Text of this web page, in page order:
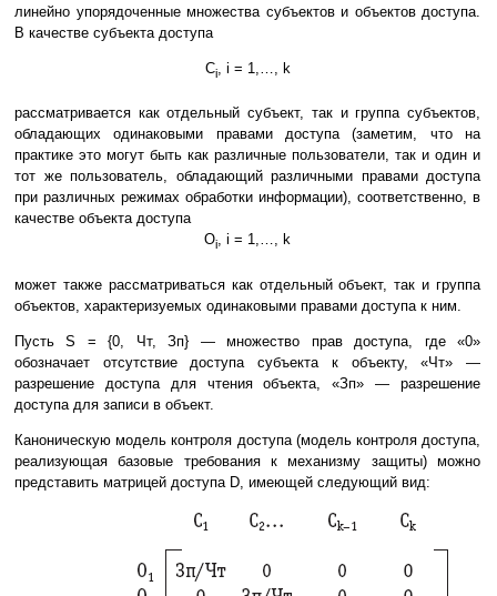
линейно упорядоченные множества субъектов и объектов доступа.
В качестве субъекта доступа
Сi, i = 1,…, k
рассматривается как отдельный субъект, так и группа субъектов,
обладающих одинаковыми правами доступа (заметим, что на
практике это могут быть как различные пользователи, так и один и
тот же пользователь, обладающий различными правами доступа
при различных режимах обработки информации), соответственно, в
качестве объекта доступа
Оi, i = 1,…, k
может также рассматриваться как отдельный объект, так и группа
объектов, характеризуемых одинаковыми правами доступа к ним.
Пусть S = {0, Чт, Зп} — множество прав доступа, где «0»
обозначает отсутствие доступа субъекта к объекту, «Чт» —
разрешение доступа для чтения объекта, «Зп» — разрешение
доступа для записи в объект.
Каноническую модель контроля доступа (модель контроля доступа,
реализующая базовые требования к механизму защиты) можно
представить матрицей доступа D, имеющей следующий вид: